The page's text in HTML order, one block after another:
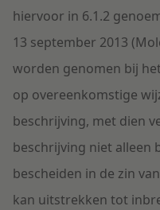
hiervoor in 6.1.2
13 september 2013
worden genomen bij
op overeenkomstige
beschrijving, met dien
beschrijving niet alleen
bescheiden in de zin
kan uitstrekken tot